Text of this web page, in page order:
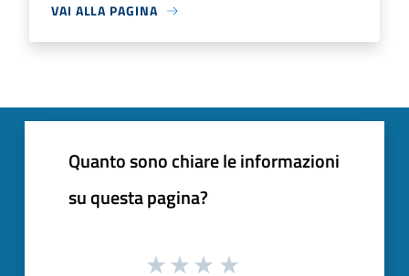
VAI ALLA PAGINA
Quanto sono chiare le informazioni
su questa pagina?